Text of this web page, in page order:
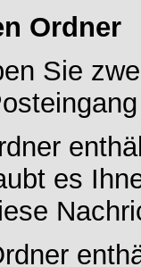
Ordner
Sie
es